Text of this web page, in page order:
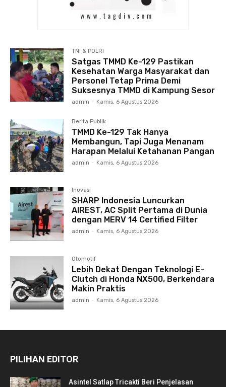
TNI & POLRI
Satgas TMMD Ke-129 Pastikan
Kesehatan Warga Masyarakat dan
Personel Tetap Prima Demi
Suksesnya TMMD di Kampung Sesor
admin - Kamis, 6 Agustus 2026
Berita Publik
TMMD Ke-129 Tak Hanya
Membangun, Tapi Juga Menanam
Harapan Melalui Ketahanan Pangan
admin - Kamis, 6 Agustus 2026
Inovasi
SHARP Indonesia Luncurkan
AIREST, AC Split Pertama di Dunia
dengan MERV 14 Certified Filter
admin - Kamis, 6 Agustus 2026
Otomotif
Lebih Dekat Dengan Teknologi E-
Clutch di Honda NX500, Berkendara
Makin Praktis
admin - Kamis, 6 Agustus 2026
PILIHAN EDITOR
Asintel Satlap Tricakti Beri Penjelasan